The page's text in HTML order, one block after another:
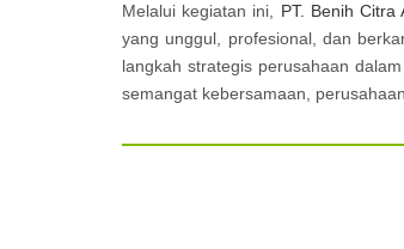
Melalui kegiatan ini, PT. Benih Citra
yang unggul, profesional, dan
langkah strategis perusahaan
semangat kebersamaan,